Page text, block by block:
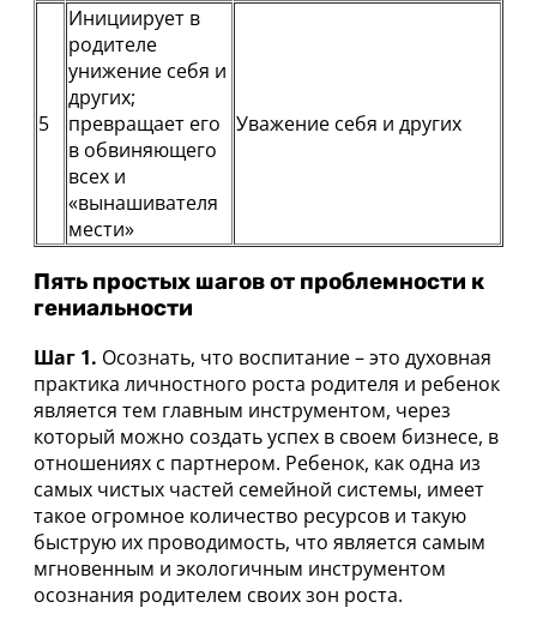
5
Инициирует в
родителе
унижение себя и
других;
превращает его
в обвиняющего
всех и
«вынашивателя
мести»
Уважение себя и других
Пять простых шагов от проблемности к
гениальности
Шаг 1. Осознать, что воспитание – это духовная
практика личностного роста родителя и ребенок
является тем главным инструментом, через
который можно создать успех в своем бизнесе, в
отношениях с партнером. Ребенок, как одна из
самых чистых частей семейной системы, имеет
такое огромное количество ресурсов и такую
быструю их проводимость, что является самым
мгновенным и экологичным инструментом
осознания родителем своих зон роста.